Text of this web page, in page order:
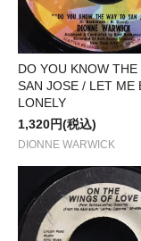
DO YOU KNOW THE
SAN JOSE / LET ME
LONELY
1,320円(税込)
DIONNE WARWICK